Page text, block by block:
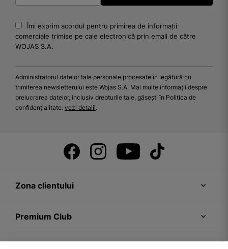
Îmi exprim acordul pentru primirea de informații
comerciale trimise pe cale electronică prin email de către
WOJAS S.A.
Administratorul datelor tale personale procesate în legătură cu
trimiterea newsletterului este Wojas S.A. Mai multe informații despre
prelucrarea datelor, inclusiv drepturile tale, găsești în Politica de
confidențialitate: vezi detalii.
Zona clientului
Premium Club